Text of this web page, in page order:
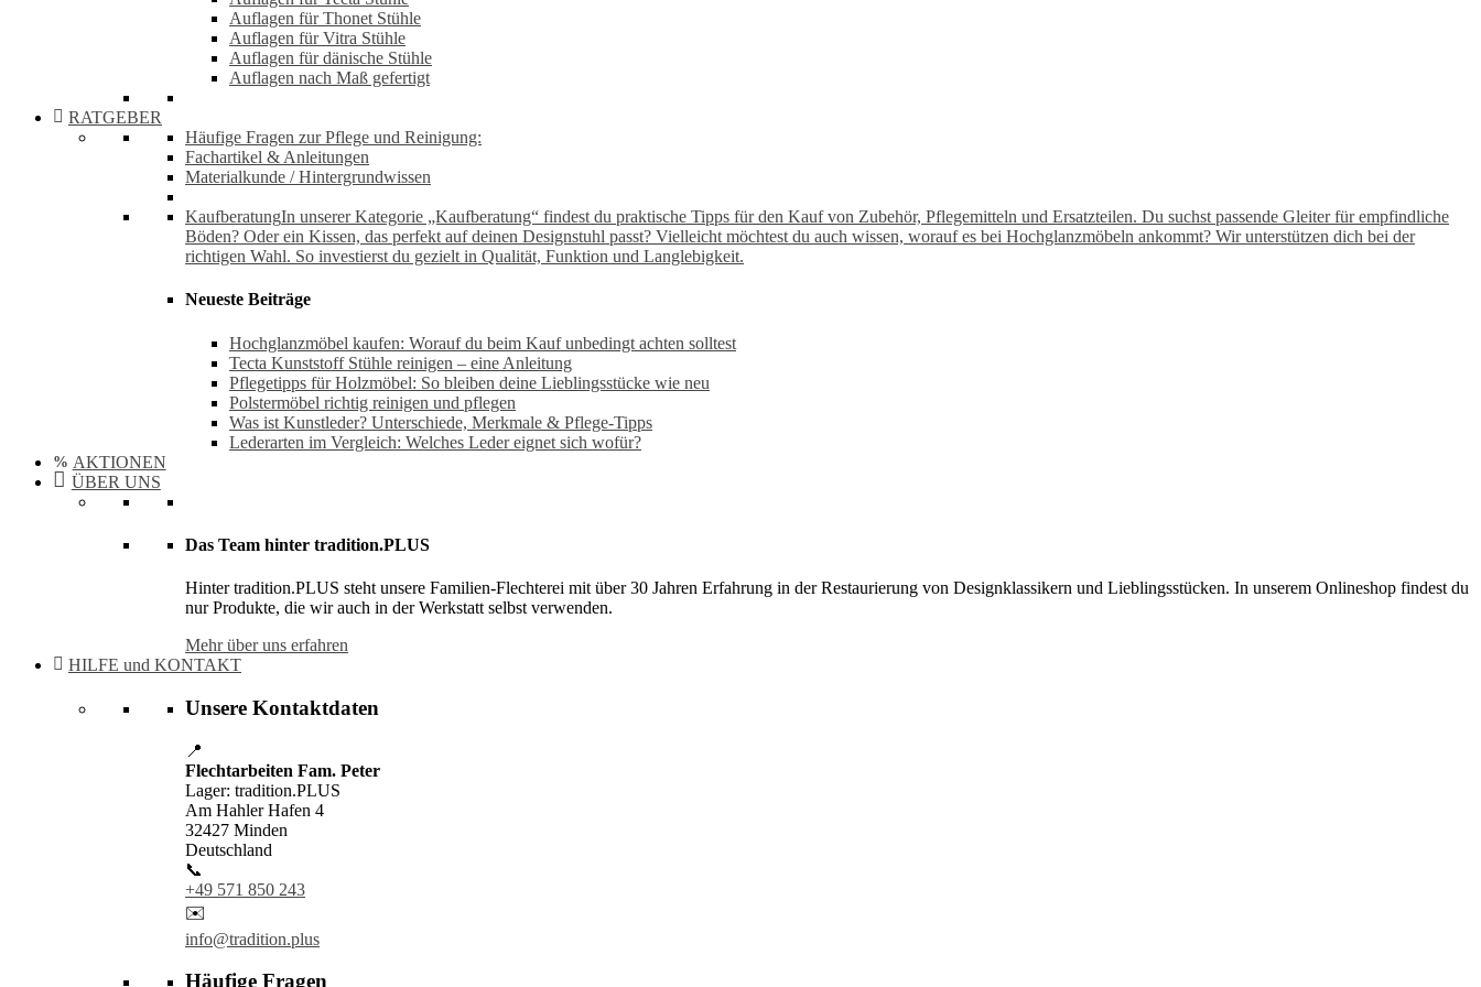
Auflagen für Thonet Stühle
Auflagen für Vitra Stühle
Auflagen für dänische Stühle
Auflagen nach Maß gefertigt
RATGEBER
Häufige Fragen zur Pflege und Reinigung:
Fachartikel & Anleitungen
Materialkunde / Hintergrundwissen
KaufberatungIn unserer Kategorie „Kaufberatung“ findest du praktische Tipps für den Kauf von Zubehör, Pflegemitteln und Ersatzteilen. Du suchst passende Gleiter für empfindliche
Böden? Oder ein Kissen, das perfekt auf deinen Designstuhl passt? Vielleicht möchtest du auch wissen, worauf es bei Hochglanzmöbeln ankommt? Wir unterstützen dich bei der
richtigen Wahl. So investierst du gezielt in Qualität, Funktion und Langlebigkeit.
Neueste Beiträge
Hochglanzmöbel kaufen: Worauf du beim Kauf unbedingt achten solltest
Tecta Kunststoff Stühle reinigen – eine Anleitung
Pflegetipps für Holzmöbel: So bleiben deine Lieblingsstücke wie neu​
Polstermöbel richtig reinigen und pflegen
Was ist Kunstleder? Unterschiede, Merkmale & Pflege-Tipps
Lederarten im Vergleich: Welches Leder eignet sich wofür?
AKTIONEN
ÜBER UNS
Das Team hinter tradition.PLUS
Hinter tradition.PLUS steht unsere Familien-Flechterei mit über 30 Jahren Erfahrung in der Restaurierung von Designklassikern und Lieblingsstücken. In unserem Onlineshop findest du
nur Produkte, die wir auch in der Werkstatt selbst verwenden.
Mehr über uns erfahren
HILFE und KONTAKT
Unsere Kontaktdaten
📍
Flechtarbeiten Fam. Peter
Lager: tradition.PLUS
Am Hahler Hafen 4
32427 Minden
Deutschland
📞
+49 571 850 243
✉️
info@tradition.plus
Häufige Fragen